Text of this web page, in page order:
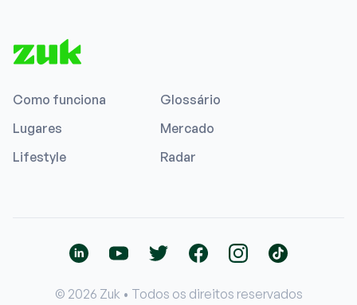
Como funciona
Glossário
Lugares
Mercado
Lifestyle
Radar
© 2026 Zuk • Todos os direitos reservados